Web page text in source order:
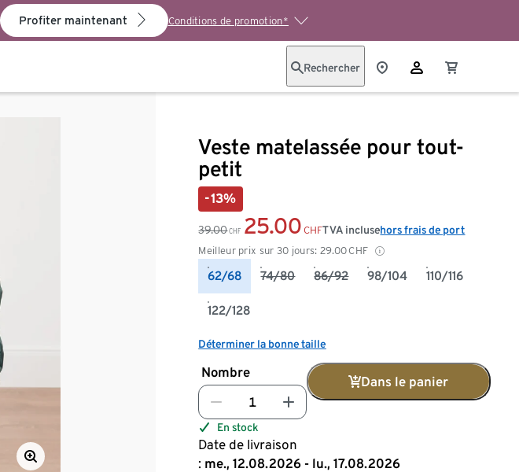
Profiter maintenant Conditions de promotion*
Rechercher
Veste matelassée pour tout-
petit
-13%
39.00 CHF 25.00 CHF
Meilleur prix sur 30 jours: 29.00CHF
TVA inclusehors frais de port
62/68 74/80 86/92 98/104 110/116
122/128
Déterminer la bonne taille
Nombre
Dans le panier
En stock
Date de livraison
: me., 12.08.2026 - lu., 17.08.2026